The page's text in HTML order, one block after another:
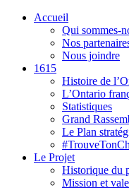
Accueil
Qui sommes-
Nos
Nous joindre
1615
Histoire de
L’Ontario
Statistiques
Grand
Le Plan
Le Projet
Historique du
Mission et